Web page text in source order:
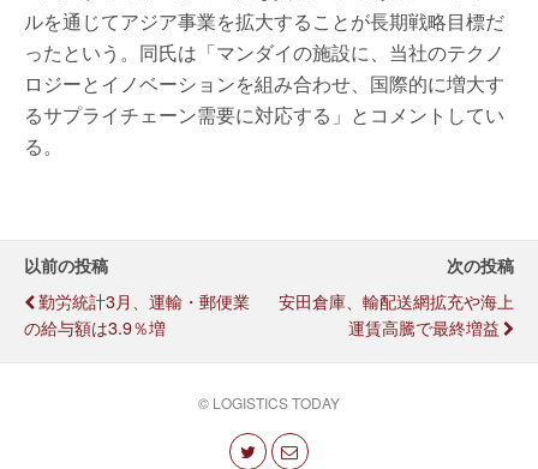
ルを通じてアジア事業を拡大することが長期戦略目標だ
ったという。同氏は「マンダイの施設に、当社のテクノ
ロジーとイノベーションを組み合わせ、国際的に増大す
るサプライチェーン需要に対応する」とコメントしてい
る。
以前の投稿
勤労統計3月、運輸・郵便業
の給与額は3.9％増
次の投稿
安田倉庫、輸配送網拡充や海上
運賃高騰で最終増益
© LOGISTICS TODAY